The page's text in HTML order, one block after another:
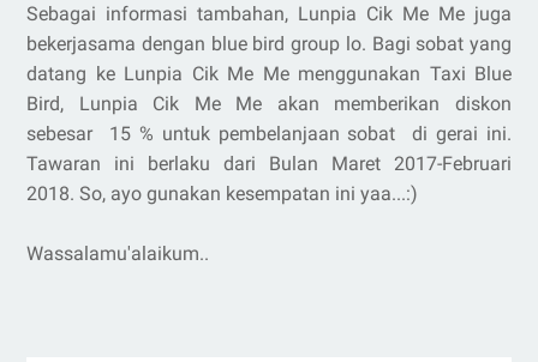
Sebagai informasi tambahan, Lunpia Cik Me Me juga
bekerjasama dengan blue bird group lo. Bagi sobat yang
datang ke Lunpia Cik Me Me menggunakan Taxi Blue
Bird, Lunpia Cik Me Me akan memberikan diskon
sebesar 15 % untuk pembelanjaan sobat di gerai ini.
Tawaran ini berlaku dari Bulan Maret 2017-Februari
2018. So, ayo gunakan kesempatan ini yaa...:)
Wassalamu'alaikum..